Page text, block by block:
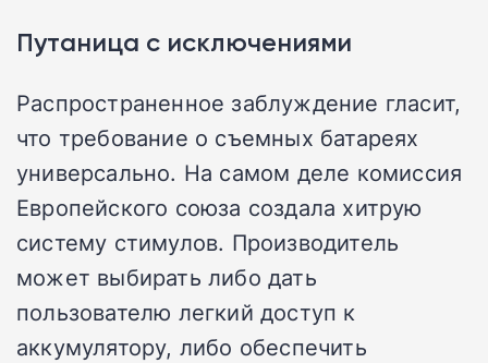
Путаница с исключениями
Распространенное заблуждение гласит,
что требование о съемных батареях
универсально. На самом деле комиссия
Европейского союза создала хитрую
систему стимулов. Производитель
может выбирать либо дать
пользователю легкий доступ к
аккумулятору, либо обеспечить